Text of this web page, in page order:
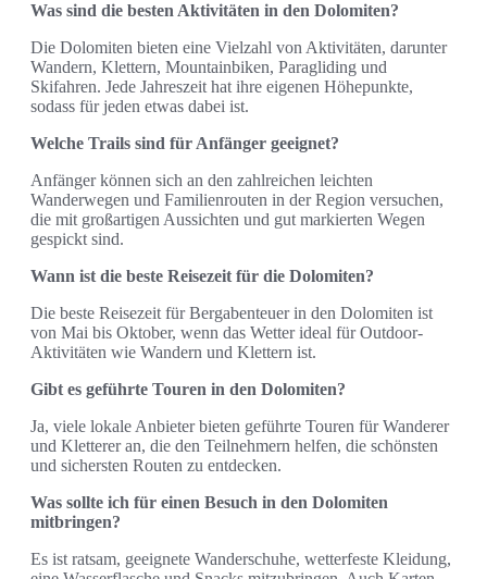
Was sind die besten Aktivitäten in den Dolomiten?
Die Dolomiten bieten eine Vielzahl von Aktivitäten, darunter
Wandern, Klettern, Mountainbiken, Paragliding und
Skifahren. Jede Jahreszeit hat ihre eigenen Höhepunkte,
sodass für jeden etwas dabei ist.
Welche Trails sind für Anfänger geeignet?
Anfänger können sich an den zahlreichen leichten
Wanderwegen und Familienrouten in der Region versuchen,
die mit großartigen Aussichten und gut markierten Wegen
gespickt sind.
Wann ist die beste Reisezeit für die Dolomiten?
Die beste Reisezeit für Bergabenteuer in den Dolomiten ist
von Mai bis Oktober, wenn das Wetter ideal für Outdoor-
Aktivitäten wie Wandern und Klettern ist.
Gibt es geführte Touren in den Dolomiten?
Ja, viele lokale Anbieter bieten geführte Touren für Wanderer
und Kletterer an, die den Teilnehmern helfen, die schönsten
und sichersten Routen zu entdecken.
Was sollte ich für einen Besuch in den Dolomiten
mitbringen?
Es ist ratsam, geeignete Wanderschuhe, wetterfeste Kleidung,